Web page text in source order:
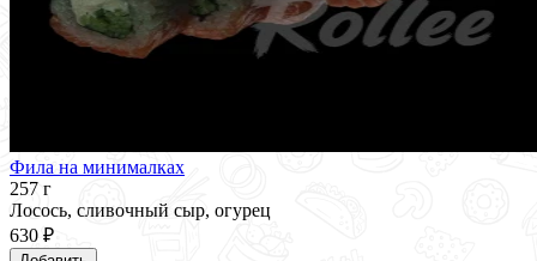
Фила на минималках
257 г
Лосось, сливочный сыр, огурец
630 ₽